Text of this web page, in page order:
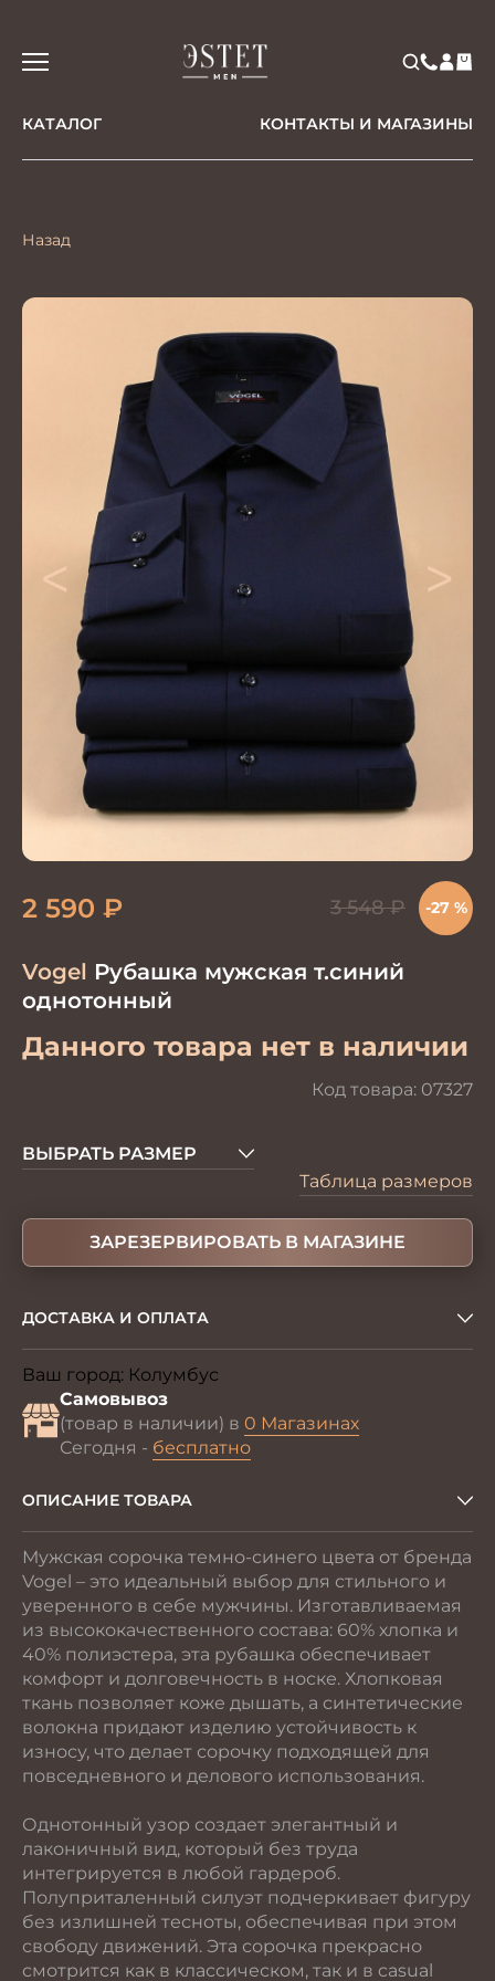
КАТАЛОГ КОНТАКТЫ И МАГАЗИНЫ
Назад
< >
Vogel Рубашка мужская т.синий
однотонный
Данного товара нет в наличии
Код товара: 07327
2 590 ₽ 3 548₽ -27 %
ВЫБРАТЬ РАЗМЕР
Таблица размеров
ЗАРЕЗЕРВИРОВАТЬ В МАГАЗИНЕ
ДОСТАВКА И ОПЛАТА
Ваш город: Колумбус
Самовывоз
(товар в наличии) в 0 Магазинах
Сегодня - бесплатно
ОПИСАНИЕ ТОВАРА
Мужская сорочка темно-синего цвета от бренда
Vogel – это идеальный выбор для стильного и
уверенного в себе мужчины. Изготавливаемая
из высококачественного состава: 60% хлопка и
40% полиэстера, эта рубашка обеспечивает
комфорт и долговечность в носке. Хлопковая
ткань позволяет коже дышать, а синтетические
волокна придают изделию устойчивость к
износу, что делает сорочку подходящей для
повседневного и делового использования.
Однотонный узор создает элегантный и
лаконичный вид, который без труда
интегрируется в любой гардероб.
Полуприталенный силуэт подчеркивает фигуру
без излишней тесноты, обеспечивая при этом
свободу движений. Эта сорочка прекрасно
смотрится как в классическом, так и в casual